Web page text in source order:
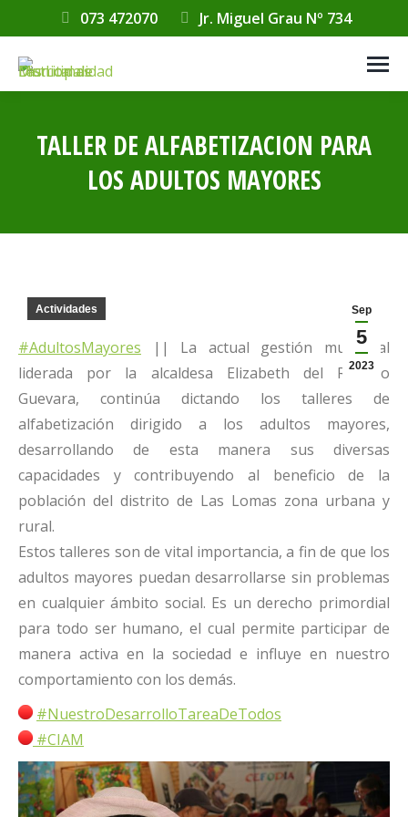
073 472070 Jr. Miguel Grau Nº 734
TALLER DE ALFABETIZACION PARA
LOS ADULTOS MAYORES
Sep
5
2023
Actividades
#AdultosMayores || La actual gestión municipal
liderada por la alcaldesa Elizabeth del Rosario
Guevara, continúa dictando los talleres de
alfabetización dirigido a los adultos mayores,
desarrollando de esta manera sus diversas
capacidades y contribuyendo al beneficio de la
población del distrito de Las Lomas zona urbana y
rural.
Estos talleres son de vital importancia, a fin de que los
adultos mayores puedan desarrollarse sin problemas
en cualquier ámbito social. Es un derecho primordial
para todo ser humano, el cual permite participar de
manera activa en la sociedad e influye en nuestro
comportamiento con los demás.
#NuestroDesarrolloTareaDeTodos
#CIAM